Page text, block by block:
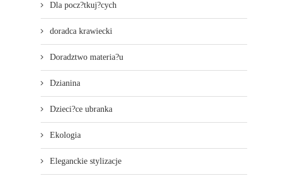
Dla pocz?tkuj?cych
doradca krawiecki
Doradztwo materia?u
Dzianina
Dzieci?ce ubranka
Ekologia
Eleganckie stylizacje